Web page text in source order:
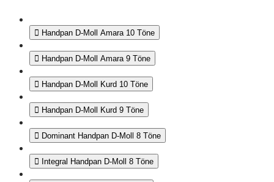
Handpan D-Moll Amara 10 Töne
Handpan D-Moll Amara 9 Töne
Handpan D-Moll Kurd 10 Töne
Handpan D-Moll Kurd 9 Töne
Dominant Handpan D-Moll 8 Töne
Integral Handpan D-Moll 8 Töne